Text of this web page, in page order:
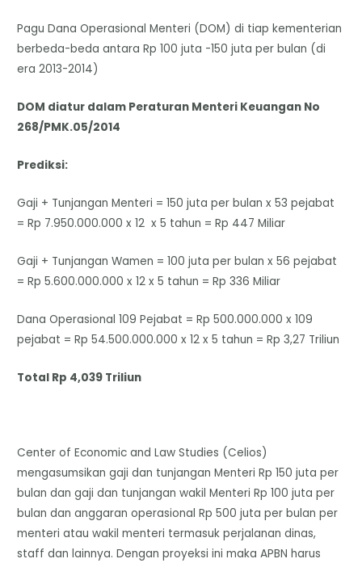
Pagu Dana Operasional Menteri (DOM) di tiap kementerian
berbeda-beda antara Rp 100 juta -150 juta per bulan (di
era 2013-2014)
DOM diatur dalam Peraturan Menteri Keuangan No
268/PMK.05/2014
Prediksi:
Gaji + Tunjangan Menteri = 150 juta per bulan x 53 pejabat
= Rp 7.950.000.000 x 12 x 5 tahun = Rp 447 Miliar
Gaji + Tunjangan Wamen = 100 juta per bulan x 56 pejabat
= Rp 5.600.000.000 x 12 x 5 tahun = Rp 336 Miliar
Dana Operasional 109 Pejabat = Rp 500.000.000 x 109
pejabat = Rp 54.500.000.000 x 12 x 5 tahun = Rp 3,27 Triliun
Total Rp 4,039 Triliun
Center of Economic and Law Studies (Celios)
mengasumsikan gaji dan tunjangan Menteri Rp 150 juta per
bulan dan gaji dan tunjangan wakil Menteri Rp 100 juta per
bulan dan anggaran operasional Rp 500 juta per bulan per
menteri atau wakil menteri termasuk perjalanan dinas,
staff dan lainnya. Dengan proyeksi ini maka APBN harus